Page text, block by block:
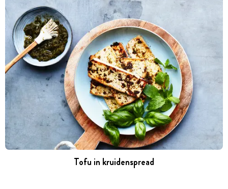
Tofu in kruidenspread